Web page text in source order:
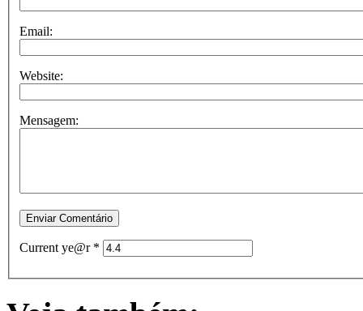
Email:
Website:
Mensagem:
Current ye@r *